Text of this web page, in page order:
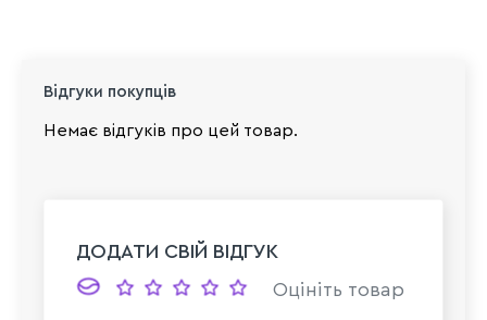
Відгуки покупців
Немає відгуків про цей товар.
ДОДАТИ СВІЙ ВІДГУК
Оцініть товар